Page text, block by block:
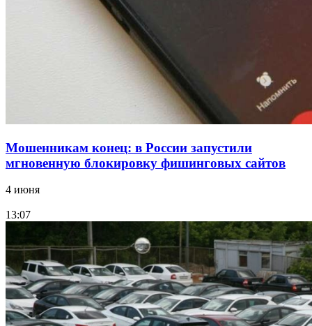
Волгоградские компании нарастили экспорт:
заключены контракты на 3,6 млн долларов
Мошенникам конец: в России запустили
мгновенную блокировку фишинговых сайтов
4 июня
13:07